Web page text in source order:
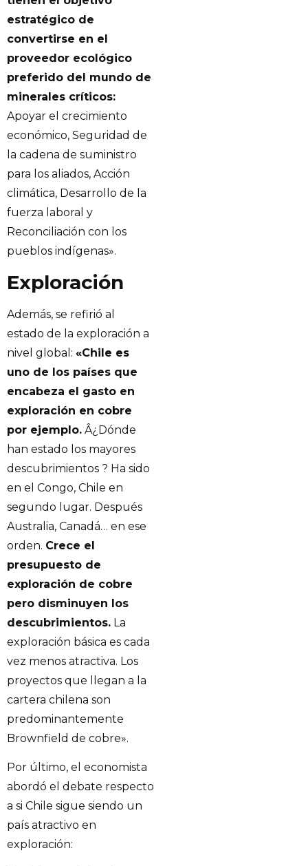
estratégico de
convertirse en el
proveedor ecológico
preferido del mundo de
minerales críticos:
Apoyar el crecimiento
económico, Seguridad de
la cadena de suministro
para los aliados, Acción
climática, Desarrollo de la
fuerza laboral y
Reconciliación con los
pueblos indígenas».
Exploración
Además, se refirió al
estado de la exploración a
nivel global: «Chile es
uno de los países que
encabeza el gasto en
exploración en cobre
por ejemplo. Â¿Dónde
han estado los mayores
descubrimientos ? Ha sido
en el Congo, Chile en
segundo lugar. Después
Australia, Canadá… en ese
orden. Crece el
presupuesto de
exploración de cobre
pero disminuyen los
descubrimientos. La
exploración básica es cada
vez menos atractiva. Los
proyectos que llegan a la
cartera chilena son
predominantemente
Brownfield de cobre».
Por último, el economista
abordó el debate respecto
a si Chile sigue siendo un
país atractivo en
exploración: